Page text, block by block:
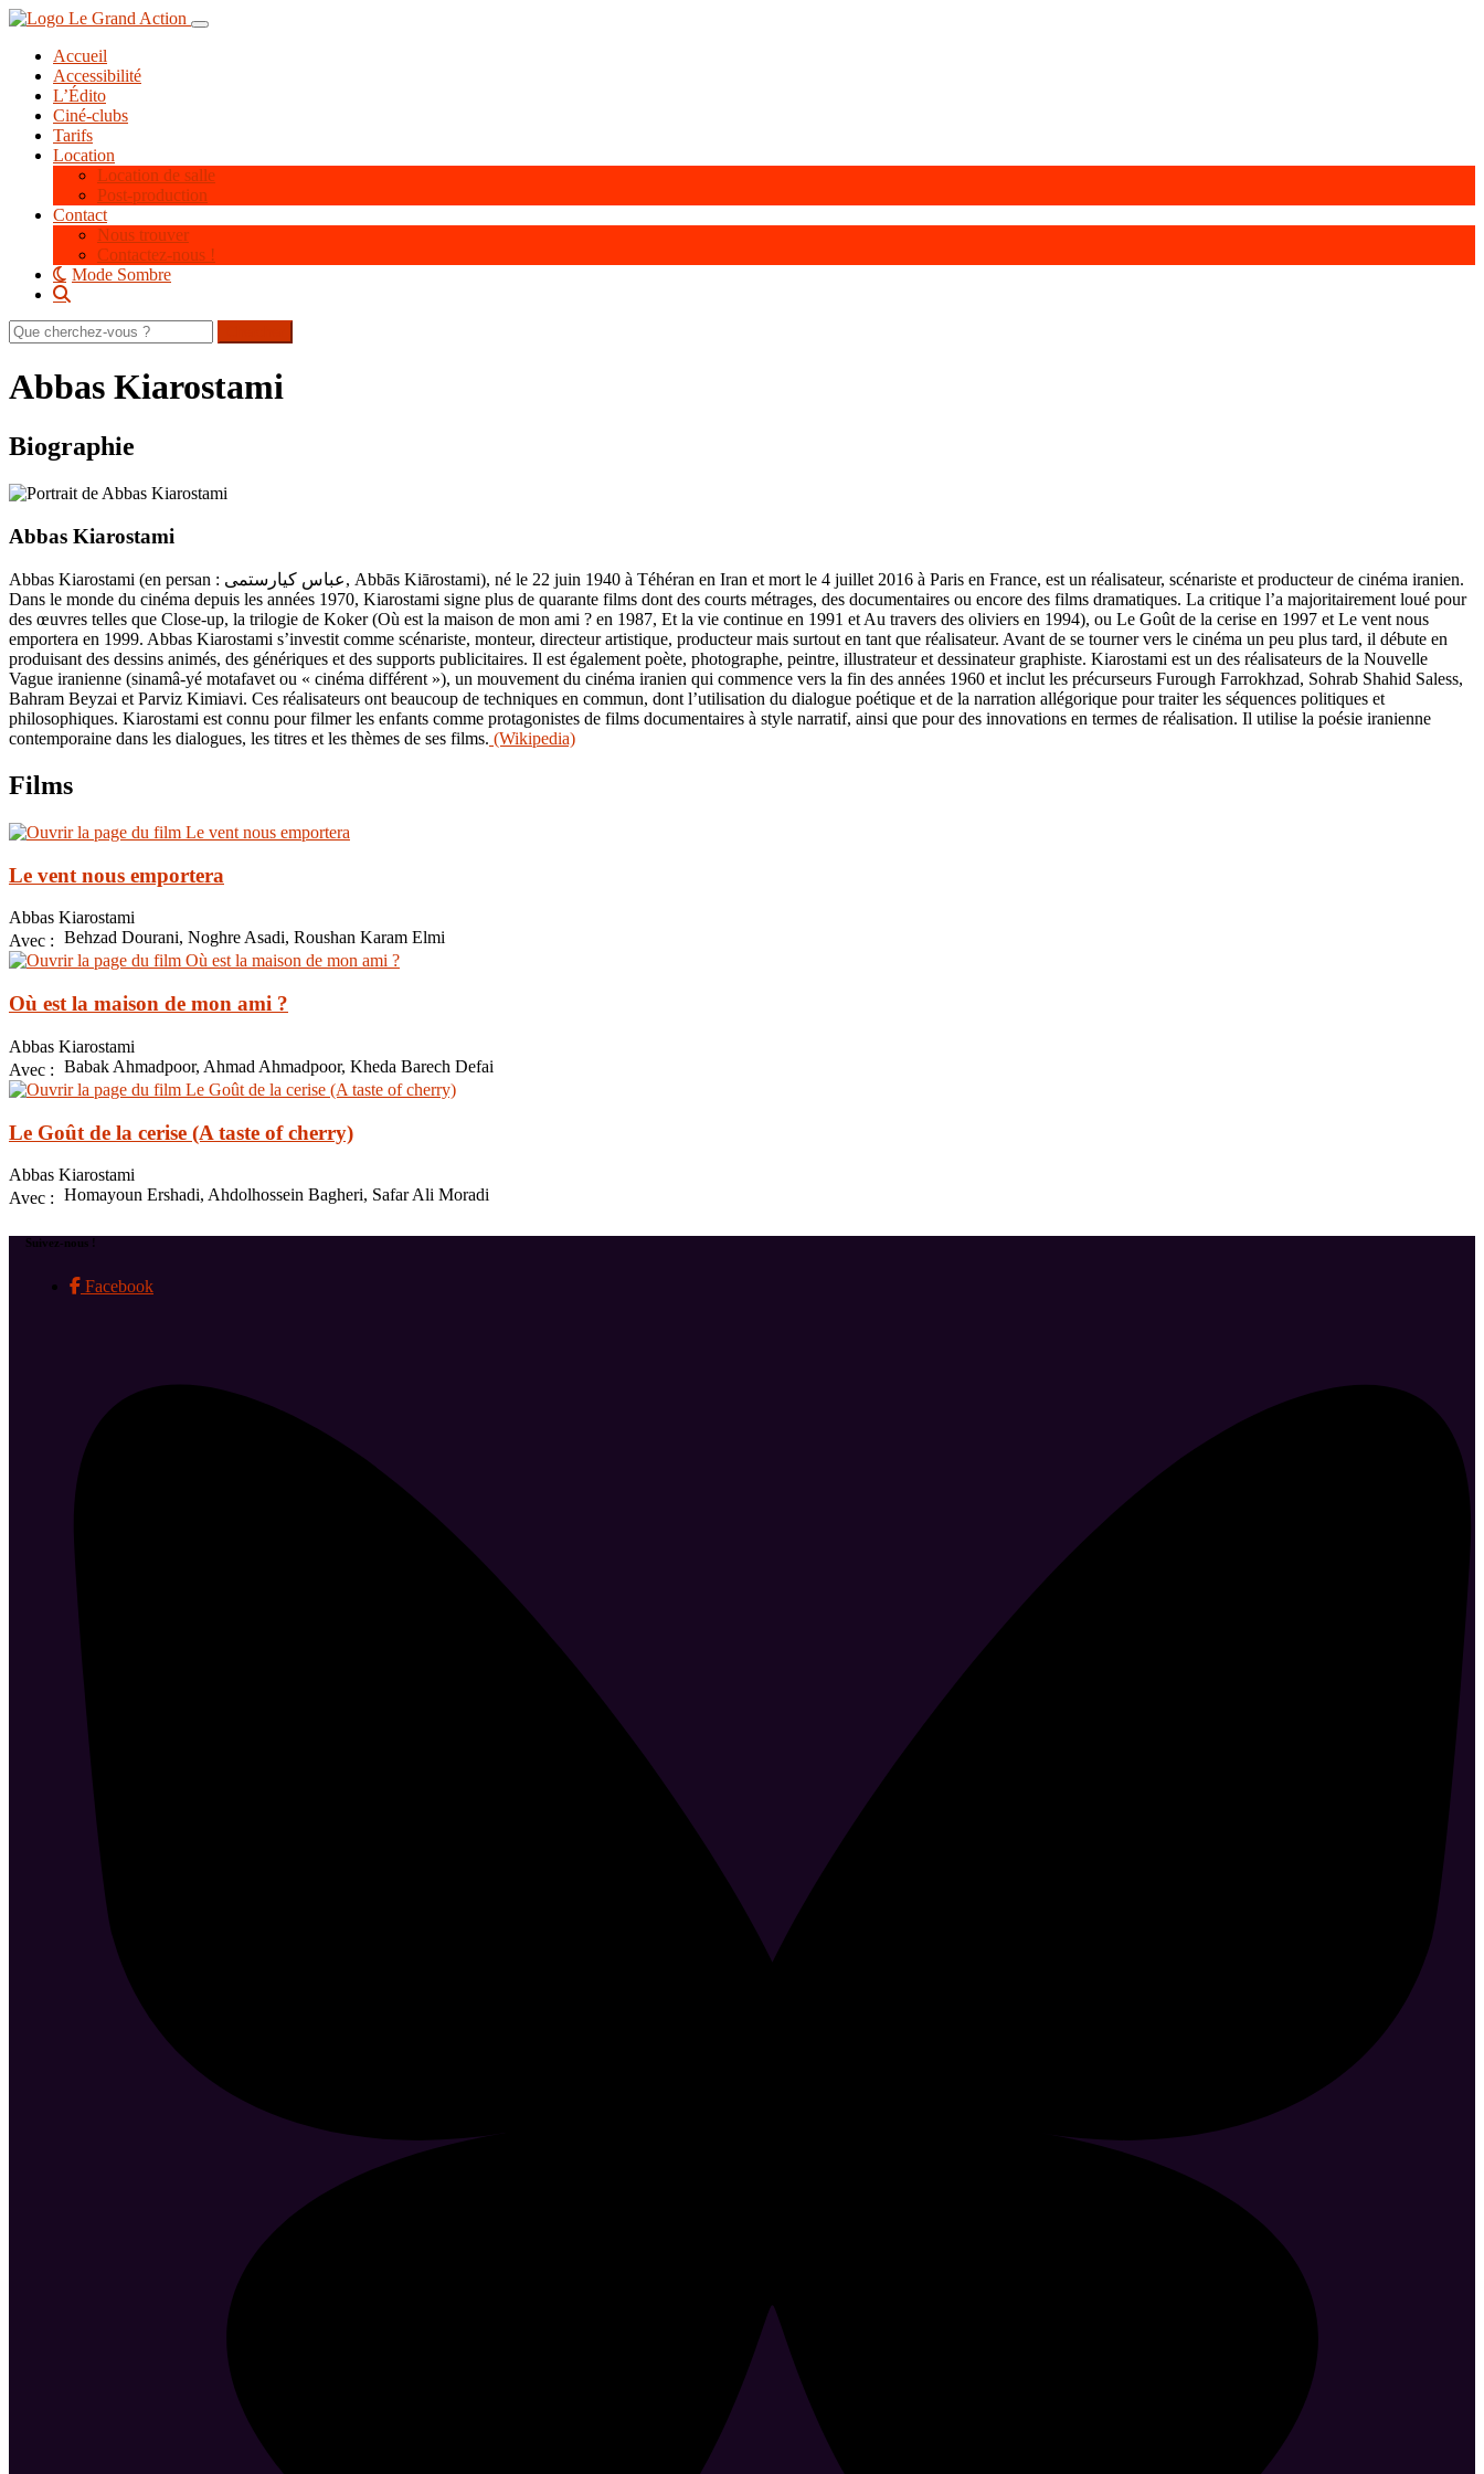
Aller
contenu
principal
Toggle navigation
Accueil
Accessibilité
L’Édito
Ciné-clubs
Tarifs
Location
Location de salle
Post-production
Contact
Nous trouver
Contactez-nous !
Mode Sombre
Rechercher
sur
site
Abbas Kiarostami
Biographie
Abbas Kiarostami
Abbas Kiarostami (en persan : عباس کیارستمی, Abbās Kiārostami), né le 22 juin 1940 à Téhéran en Iran et mort le 4 juillet 2016 à Paris en France, est un réalisateur, scénariste et producteur de cinéma iranien.
Dans le monde du cinéma depuis les années 1970, Kiarostami signe plus de quarante films dont des courts métrages, des documentaires ou encore des films dramatiques. La critique l’a majoritairement loué pour
des œuvres telles que Close-up, la trilogie de Koker (Où est la maison de mon ami ? en 1987, Et la vie continue en 1991 et Au travers des oliviers en 1994), ou Le Goût de la cerise en 1997 et Le vent nous
emportera en 1999. Abbas Kiarostami s’investit comme scénariste, monteur, directeur artistique, producteur mais surtout en tant que réalisateur. Avant de se tourner vers le cinéma un peu plus tard, il débute en
produisant des dessins animés, des génériques et des supports publicitaires. Il est également poète, photographe, peintre, illustrateur et dessinateur graphiste. Kiarostami est un des réalisateurs de la Nouvelle
Vague iranienne (sinamâ-yé motafavet ou « cinéma différent »), un mouvement du cinéma iranien qui commence vers la fin des années 1960 et inclut les précurseurs Furough Farrokhzad, Sohrab Shahid Saless,
Bahram Beyzai et Parviz Kimiavi. Ces réalisateurs ont beaucoup de techniques en commun, dont l’utilisation du dialogue poétique et de la narration allégorique pour traiter les séquences politiques et
philosophiques. Kiarostami est connu pour filmer les enfants comme protagonistes de films documentaires à style narratif, ainsi que pour des innovations en termes de réalisation. Il utilise la poésie iranienne
contemporaine dans les dialogues, les titres et les thèmes de ses films. (Wikipedia)
Films
Le vent nous emportera
Abbas Kiarostami
Avec : Behzad Dourani, Noghre Asadi, Roushan Karam Elmi
Où est la maison de mon ami ?
Abbas Kiarostami
Avec : Babak Ahmadpoor, Ahmad Ahmadpoor, Kheda Barech Defai
Le Goût de la cerise (A taste of cherry)
Abbas Kiarostami
Avec : Homayoun Ershadi, Ahdolhossein Bagheri, Safar Ali Moradi
Suivez-nous !
Facebook